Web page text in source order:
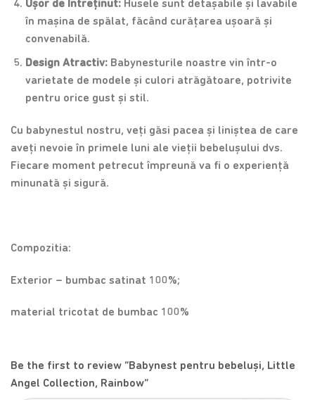
Ușor de Întreținut:Husele sunt detașabile și lavabile
în mașina de spălat, făcând curățarea ușoară și
convenabilă.
Design Atractiv:Babynesturile noastre vin într-o
varietate de modele și culori atrăgătoare, potrivite
pentru orice gust și stil.
Cu babynestul nostru, veți găsi pacea și liniștea de care
aveți nevoie în primele luni ale vieții bebelușului dvs.
Fiecare moment petrecut împreună va fi o experiență
minunată și sigură.
Compozitia:
Exterior – bumbac satinat 100%;
material tricotat de bumbac 100%
Be the first to review “Babynest pentru bebeluși, Little
Angel Collection, Rainbow”